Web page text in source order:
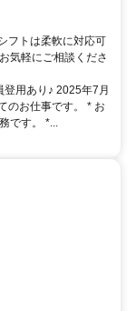
フトは柔軟に対応可
気軽にご相談くださ
用あり♪ 2025年7月
のお仕事です。 * お
です。 *...